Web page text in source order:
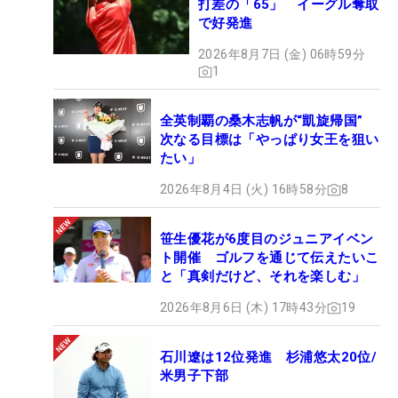
打差の「65」 イーグル奪取
で好発進
2026年8月7日 (金) 06時59分
1
全英制覇の桑木志帆が“凱旋帰国”
次なる目標は「やっぱり女王を狙い
たい」
2026年8月4日 (火) 16時58分 8
笹生優花が6度目のジュニアイベン
ト開催 ゴルフを通じて伝えたいこ
と「真剣だけど、それを楽しむ」
2026年8月6日 (木) 17時43分 19
石川遼は12位発進 杉浦悠太20位/
米男子下部